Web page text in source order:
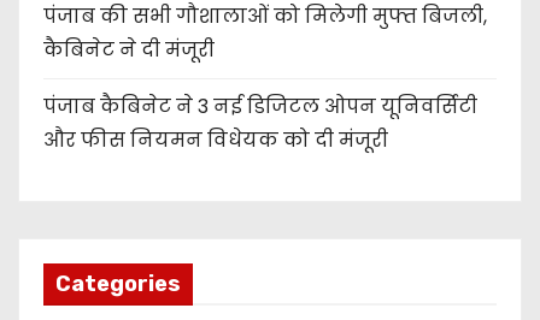
पंजाब की सभी गौशालाओं को मिलेगी मुफ्त बिजली,
कैबिनेट ने दी मंजूरी
पंजाब कैबिनेट ने 3 नई डिजिटल ओपन यूनिवर्सिटी
और फीस नियमन विधेयक को दी मंजूरी
Categories